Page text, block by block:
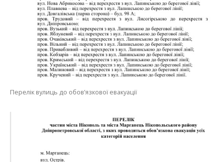
Перелік вулиць до обов’язкової евакуації